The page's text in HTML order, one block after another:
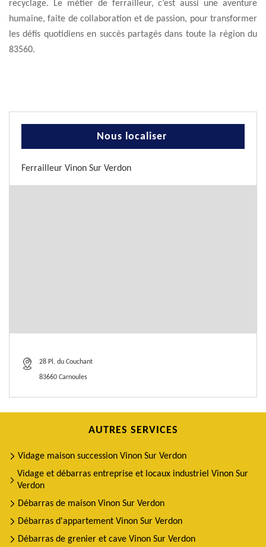
recyclage. Le métier de ferrailleur, c’est aussi une aventure
humaine, faite de collaboration et de passion, pour transformer
les défis quotidiens en succès partagés dans toute la région du
83560.
Nous localiser
Ferrailleur Vinon Sur Verdon
28 Pl. du Couchant
83660 Carnoules
AUTRES SERVICES
Vidage maison succession Vinon Sur Verdon
Vidage et débarras entreprise et locaux industriel Vinon Sur
Verdon
Débarras de maison Vinon Sur Verdon
Débarras d'appartement Vinon Sur Verdon
Débarras de grenier et cave Vinon Sur Verdon